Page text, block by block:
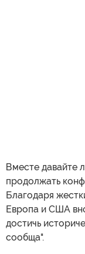
Вместе давайте
продолжать
Благодаря
Европа и США
достичь
сообща".